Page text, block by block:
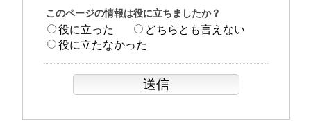
このページの情報は役に立ちましたか？
役に立った
どちらとも言えない
役に立たなかった